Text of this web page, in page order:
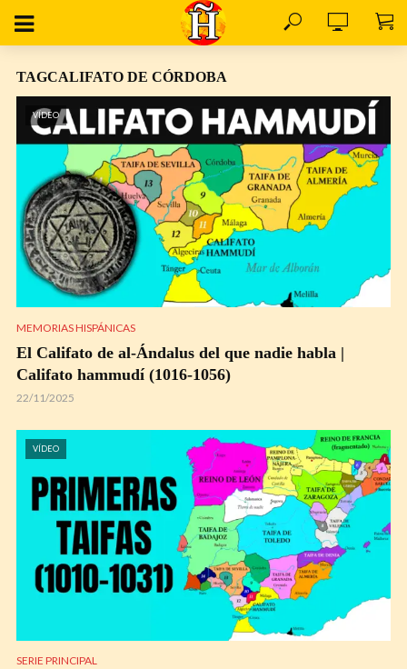
TAGCALIFATO DE CÓRDOBA
VÍDEO
MEMORIAS HISPÁNICAS
El Califato de al-Ándalus del que nadie habla |
Califato hammudí (1016-1056)
22/11/2025
VÍDEO
SERIE PRINCIPAL